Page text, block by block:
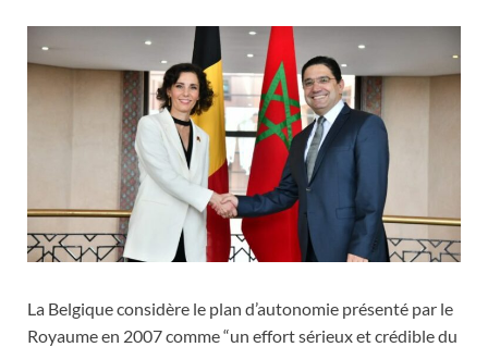
La Belgique considère le plan d’autonomie présenté par le
Royaume en 2007 comme “un effort sérieux et crédible du